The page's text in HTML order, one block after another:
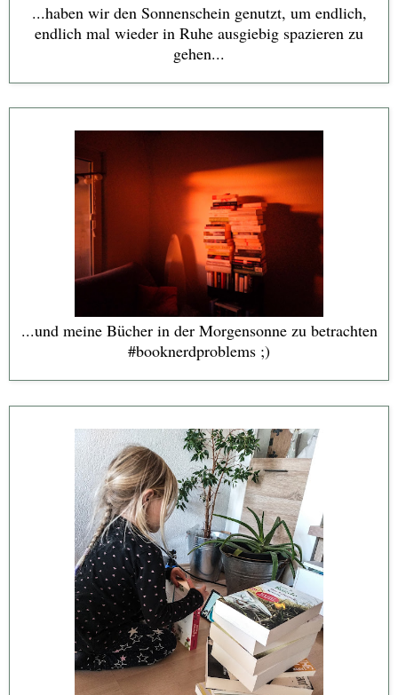
...haben wir den Sonnenschein genutzt, um endlich,
endlich mal wieder in Ruhe ausgiebig spazieren zu
gehen...
...und meine Bücher in der Morgensonne zu betrachten
#booknerdproblems ;)